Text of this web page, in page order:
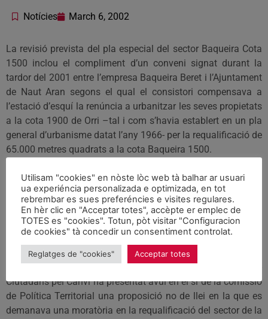
Notícies March 6, 2002
La revisió prevista del pla especial del sector Baqueira Cota
1500 inclou el compliment d’un conveni signat durant la
tardor del 2001 entre l’empresa Baqueira Beret i l’Ajuntament
de Naut Aran segons el qual el consistori compensava a
l’estació d’esquí la renúncia a urbanitzar les seves propietats
a la cota 1900 de Orri –tal i com s’havia establert en un pla
general d’urbanisme datat l’any 1966- per la requalificació de
65.000 metres quadrats a la cota Baqueira 1500.
Aquesta requalificació suposa la construcció en aquesta
zona de la vall de Ruda de 800 places hoteleres –que
podrien incrementar-se-, 2.500 places de vivenda de segona
residència i 8.000 metres quadrats de zona comercial.
Tenint en compte l’imminent redacció per part del
departament de Política Territorial d’un Pla Territorial Parcial
de l’Alt Pirineu i Aran, el grup parlamentari Socialistes-
Ciutadans pel Canvi ha presentat avui en el si de la comissió
de Política Territorial una proposició no de llei en la que es
demanava una moratòria en la requalificació del sector de la
Utilisam "cookies" en nòste lòc web tà balhar ar usuari
ua experiéncia personalizada e optimizada, en tot
rebrembar es sues preferéncies e visites regulares.
En hèr clic en "Acceptar totes", accèpte er emplec de
TOTES es "cookies". Totun, pòt visitar "Configuracion
de cookies" tà concedir un consentiment controlat.
Reglatges de "cookies" Acceptar totes